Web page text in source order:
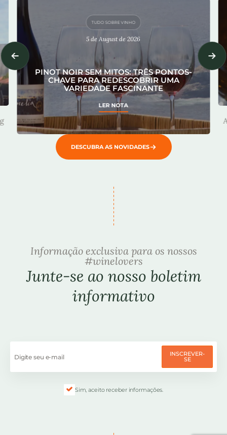
TUDO SOBRE VINHO
5 de August de 2026
PINOT NOIR SEM MITOS: TRÊS PONTOS-
CHAVE PARA REDESCOBRIR UMA
VARIEDADE FASCINANTE
LER NOTA
DESCUBRA AS NOVIDADES
Informação exclusiva para os nossos
#winelovers
Junte-se ao nosso boletim
informativo
INSCREVER-
SE
Sim, aceito receber informações.